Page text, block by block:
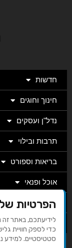
חדשות
חינוך וחוגים
נדל"ן ועסקים
תרבות ובילוי
בריאות וספורט
אוכל ופנאי
מגזין
מערכת
הפרטיות
כדי לספק חוויית
סטטיסטיים. למידע